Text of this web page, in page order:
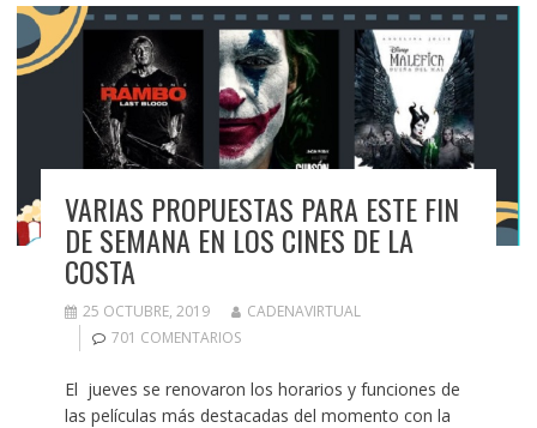
VARIAS PROPUESTAS PARA ESTE FIN
DE SEMANA EN LOS CINES DE LA
COSTA
25 OCTUBRE, 2019
CADENAVIRTUAL
701 COMENTARIOS
El jueves se renovaron los horarios y funciones de
las películas más destacadas del momento con la